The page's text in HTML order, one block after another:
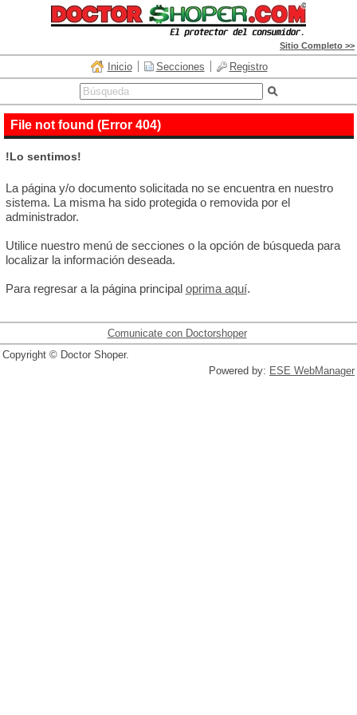
Sitio Completo >>
Inicio Secciones Registro
File not found (Error 404)
!Lo sentimos!
La página y/o documento solicitada no se encuentra en nuestro
sistema. La misma ha sido protegida o removida por el
administrador.
Utilice nuestro menú de secciones o la opción de búsqueda para
localizar la información deseada.
Para regresar a la página principal oprima aquí.
Comunicate con Doctorshoper
Copyright © Doctor Shoper.
Powered by: ESE WebManager